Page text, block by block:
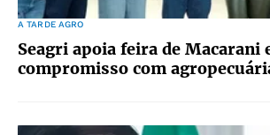
A TARDE AGRO
Seagri apoia feira de Macarani
compromisso com